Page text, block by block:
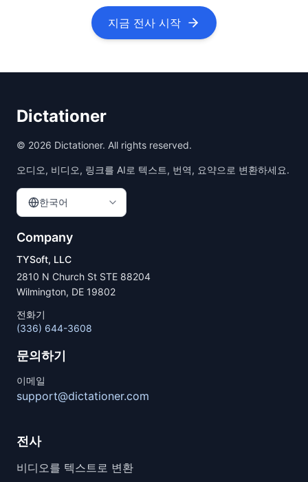
지금 전사 시작
Dictationer
© 2026 Dictationer. All rights reserved.
오디오, 비디오, 링크를 AI로 텍스트, 번역, 요약으로 변환하세요.
한국어
Company
TYSoft, LLC
2810 N Church St STE 88204
Wilmington, DE 19802
전화기
(336) 644-3608
문의하기
이메일
support@dictationer.com
전사
비디오를 텍스트로 변환